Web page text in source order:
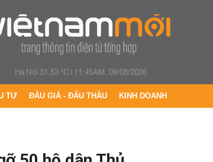
Hà Nội 31.53 °C| 11:45AM, 09/08/2026
TƯ ĐẤU GIÁ - ĐẤU THẦU KINH DOANH